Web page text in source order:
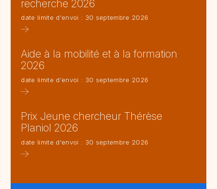
recherche 2026
date limite d'envoi : 30 septembre 2026
Aide à la mobilité et à la formation
2026
date limite d'envoi : 30 septembre 2026
Prix Jeune chercheur Thérèse
Planiol 2026
date limite d'envoi : 30 septembre 2026